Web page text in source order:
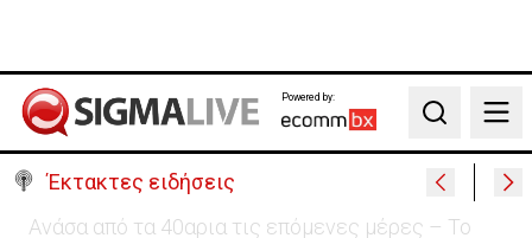
Powered by:
Search
Έκτακτες ειδήσεις
Ραντεβού με τις «Περσείδες»: Κορυφώνεται το